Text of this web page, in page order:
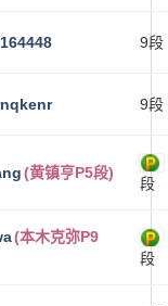
9段
9段
(黄镇亨P5段)
段
(本木克弥P9
段